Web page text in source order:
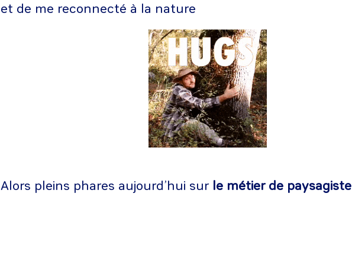
et de me reconnecté à la nature
Alors pleins phares aujourd’hui sur le métier de paysagiste